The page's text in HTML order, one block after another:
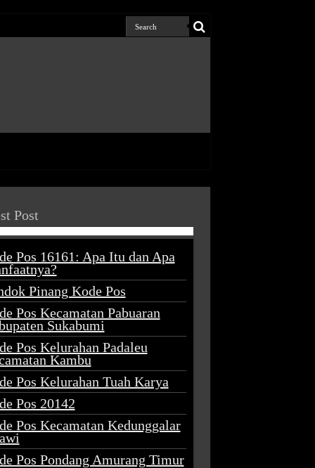
Post
Pos 16161: Apa Itu dan Apa
Pinang Kode Pos
Pos Kecamatan Pabuaran
Sukabumi
Pos Kelurahan Padaleu
Kambu
Pos Kelurahan Tuah Karya
Pos 20142
Pos Kecamatan Kedunggalar
Pos Pondang Amurang Timur